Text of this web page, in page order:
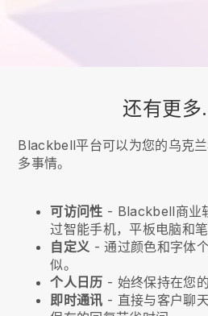
还有更多
Blackbell平台可以为您的乌克
多事情。
可访问性 - Blackbell商业
过智能手机，平板电脑和笔
自定义 - 通过颜色和字体
似。
个人日历 - 始终保持在您
即时通讯 - 直接与客户聊